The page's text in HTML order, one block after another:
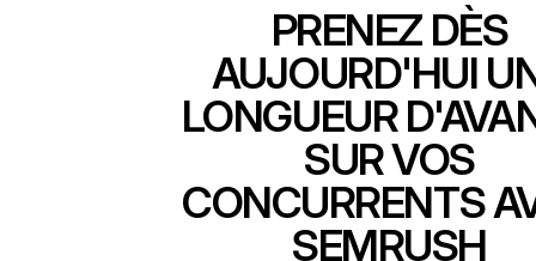
PRENEZ DÈS
AUJOURD'HUI
LONGUEUR
SUR VOS
CONCURRENTS
SEMRUSH